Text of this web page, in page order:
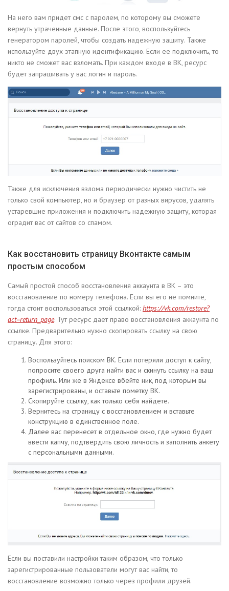
На него вам придет смс с паролем, по которому вы сможете
вернуть утраченные данные. После этого, воспользуйтесь
генератором паролей, чтобы создать надежную защиту. Также
используйте двух этапную идентификацию. Если ее подключить, то
никто не сможет вас взломать. При каждом входе в ВК, ресурс
будет запрашивать у вас логин и пароль.
Также для исключения взлома периодически нужно чистить не
только свой компьютер, но и браузер от разных вирусов, удалять
устаревшие приложения и подключить надежную защиту, которая
оградит вас от сайтов со спамом.
Как восстановить страницу Вконтакте самым
простым способом
Самый простой способ восстановления аккаунта в ВК – это
восстановление по номеру телефона. Если вы его не помните,
тогда стоит воспользоваться этой ссылкой: https://vk.com/restore?
act=return_page. Тут ресурс дает право восстановления аккаунта по
ссылке. Предварительно нужно скопировать ссылку на свою
страницу. Для этого:
Воспользуйтесь поиском ВК. Если потеряли доступ к сайту,
попросите своего друга найти вас и скинуть ссылку на ваш
профиль. Или же в Яндексе вбейте ник, под которым вы
зарегистрированы, и оставьте пометку ВК.
Скопируйте ссылку, как только себя найдете.
Вернитесь на страницу с восстановлением и вставьте
конструкцию в единственное поле.
Далее вас перенесет в отдельное окно, где нужно будет
ввести капчу, подтвердить свою личность и заполнить анкету
с персональными данными.
Если вы поставили настройки таким образом, что только
зарегистрированные пользователи могут вас найти, то
восстановление возможно только через профили друзей.